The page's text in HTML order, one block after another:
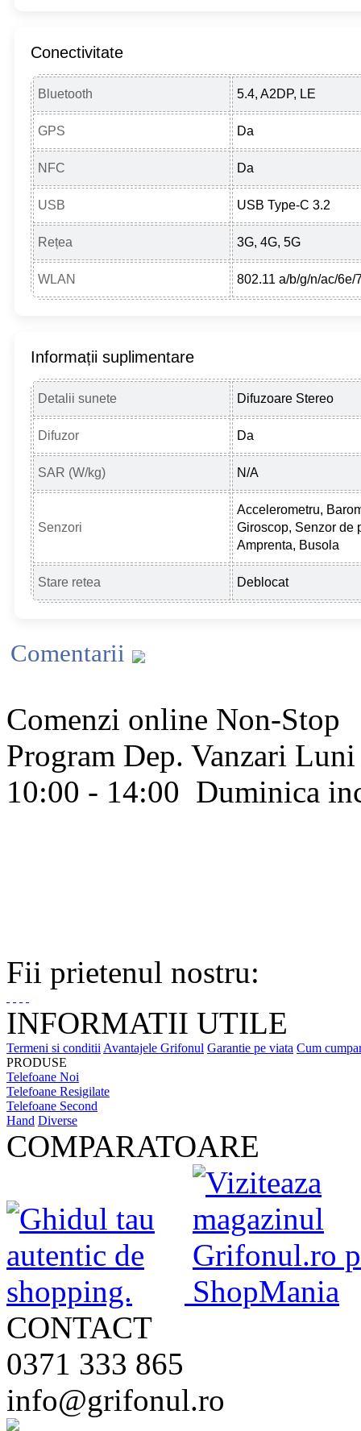
Conectivitate
Bluetooth 5.4, A2DP, LE
GPS Da
NFC Da
USB USB Type-C 3.2
Rețea 3G, 4G, 5G
WLAN 802.11 a/b/g/n/ac/6e/
Informații suplimentare
Detalii sunete Difuzoare Stereo
Difuzor Da
SAR (W/kg) N/A
Senzori
Accelerometru,
Giroscop, Senzor de
Amprenta, Busola
Stare retea Deblocat
Comentarii
Comenzi online Non-Stop
Program Dep. Vanzari Luni
10:00 - 14:00 Duminica
Fii prietenul nostru:
INFORMATII UTILE
Termeni si conditii Avantajele Grifonul Garantie pe viata Cum
PRODUSE
Telefoane Noi
Telefoane Resigilate
Telefoane Second
Hand Diverse
COMPARATOARE
CONTACT
0371 333 865
info@grifonul.ro